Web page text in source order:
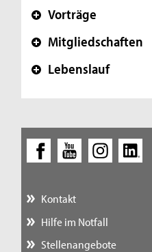
+ Vorträge
+ Mitgliedschaften
+ Lebenslauf
Kontakt
Hilfe im Notfall
Stellenangebote